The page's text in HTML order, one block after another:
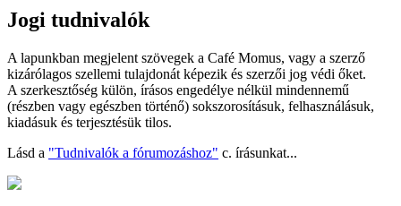
Jogi tudnivalók
A lapunkban megjelent szövegek a Café Momus, vagy a szerző
kizárólagos szellemi tulajdonát képezik és szerzői jog védi őket.
A szerkesztőség külön, írásos engedélye nélkül mindennemű
(részben vagy egészben történő) sokszorosításuk, felhasználásuk,
kiadásuk és terjesztésük tilos.
Lásd a "Tudnivalók a fórumozáshoz" c. írásunkat...